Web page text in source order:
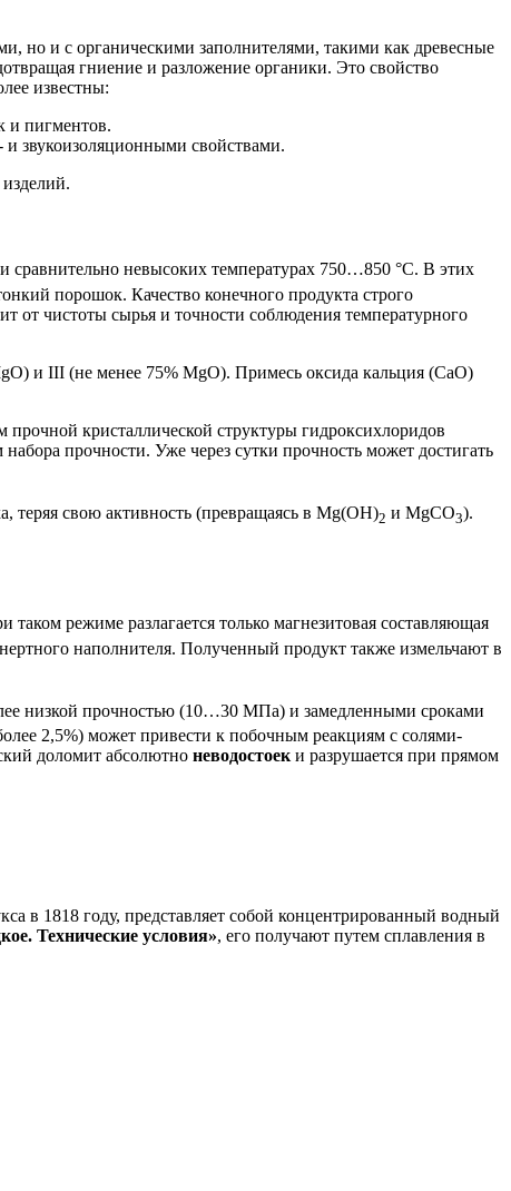
но и с органическими заполнителями, такими как древесные
гниение и разложение органики. Это свойство
известны:
и пигментов.
звукоизоляционными свойствами.
сравнительно невысоких температурах 750…850 °С. В этих
порошок. Качество конечного продукта строго
от чистоты сырья и точности соблюдения температурного
и III (не менее 75% MgO). Примесь оксида кальция (CaO)
прочной кристаллической структуры гидроксихлоридов
прочности. Уже через сутки прочность может достигать
теряя свою активность (превращаясь в Mg(OH)2 и MgCO3).
режиме разлагается только магнезитовая составляющая
наполнителя. Полученный продукт также измельчают в
низкой прочностью (10…30 МПа) и замедленными сроками
2,5%) может привести к побочным реакциям с солями-
доломит абсолютно неводостоек и разрушается при прямом
в 1818 году, представляет собой концентрированный водный
Технические условия», его получают путем сплавления в